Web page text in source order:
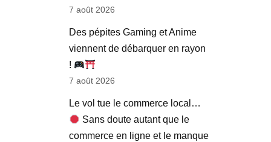
7 août 2026
Des pépites Gaming et Anime
viennent de débarquer en rayon
!
7 août 2026
Le vol tue le commerce local…
Sans doute autant que le
commerce en ligne et le manque